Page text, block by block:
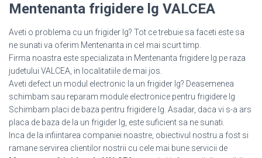
Mentenanta frigidere lg VALCEA
Aveti o problema cu un frigider lg? Tot ce trebuie sa faceti este sa
ne sunati va oferim Mentenanta in cel mai scurt timp.
Firma noastra este specializata in Mentenanta frigidere lg pe raza
judetului VALCEA, in localitatiile de mai jos.
Aveti defect un modul electronic la un frigider lg? Deasemenea
schimbam sau reparam module electronice pentru frigidere lg
Schimbam placi de baza pentru frigidere lg. Asadar, daca vi s-a ars
placa de baza de la un frigider lg, este suficient sa ne sunati.
Inca de la infiintarea companiei noastre, obiectivul nostru a fost si
ramane servirea clientilor nostrii cu cele mai bune servicii de